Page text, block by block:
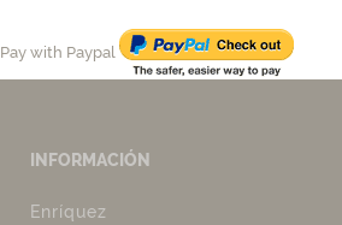
Pay with Paypal
INFORMACIÓN
Enríquez